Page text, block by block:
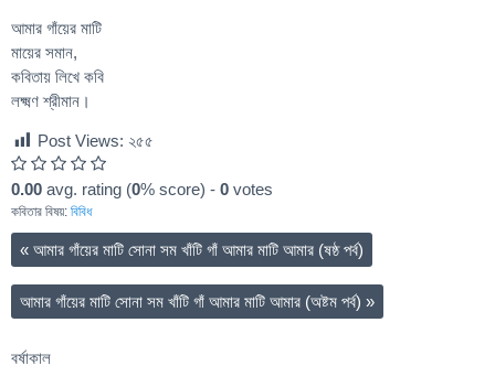
আমার গাঁয়ের মাটি
মায়ের সমান,
কবিতায় লিখে কবি
লক্ষ্মণ শ্রীমান।
Post Views: ২৫৫
0.00 avg. rating (0% score) - 0 votes
কবিতার বিষয়: বিবিধ
« আমার গাঁয়ের মাটি সোনা সম খাঁটি গাঁ আমার মাটি আমার (ষষ্ঠ পর্ব)
আমার গাঁয়ের মাটি সোনা সম খাঁটি গাঁ আমার মাটি আমার (অষ্টম পর্ব) »
বর্ষাকাল